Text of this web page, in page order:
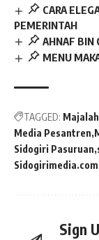
CARA
PEMERINTAH
AHNAF BIN
MENU
TAGGED:
Media Pesantren
Sidogiri Pasuruan
Sidogirimedia.com
Sign